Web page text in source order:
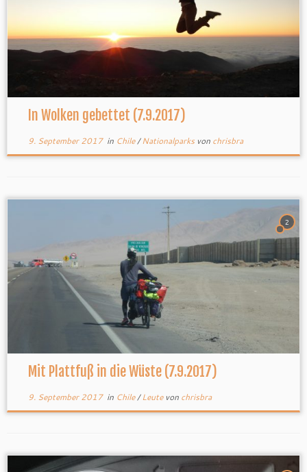
In Wolken gebettet (7.9.2017)
9. September 2017in Chile/Nationalparks von chrisbra
2
Mit Plattfuß in die Wüste (7.9.2017)
9. September 2017in Chile/Leute von chrisbra